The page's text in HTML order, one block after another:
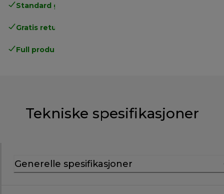
Standard gratis levering
Gratis retur
Full produsentgaranti
Tekniske spesifikasjoner
Generelle spesifikasjoner